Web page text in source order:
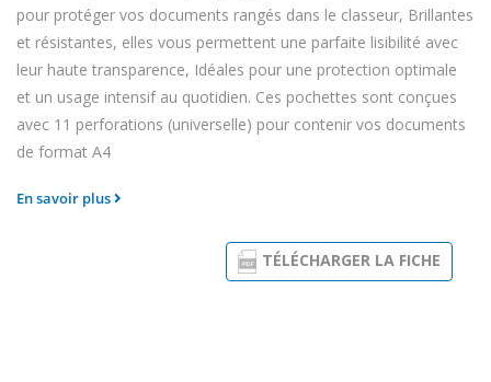
pour protéger vos documents rangés dans le classeur, Brillantes
et résistantes, elles vous permettent une parfaite lisibilité avec
leur haute transparence, Idéales pour une protection optimale
et un usage intensif au quotidien. Ces pochettes sont conçues
avec 11 perforations (universelle) pour contenir vos documents
de format A4
TÉLÉCHARGER LA FICHE
En savoir plus